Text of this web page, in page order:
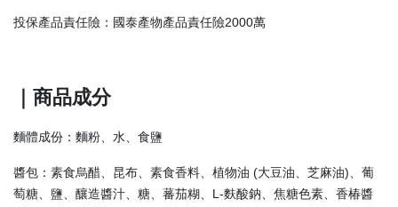
投保產品責任險：國泰產物產品責任險2000萬
｜商品成分
麵體成份：麵粉、水、食鹽
醬包：素食烏醋、昆布、素食香料、植物油 (大豆油、芝麻油)、葡
萄糖、鹽、釀造醬汁、糖、蕃茄糊、L-麩酸鈉、焦糖色素、香椿醬